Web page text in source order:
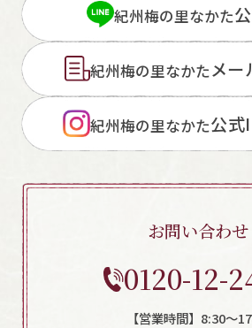
紀州梅の里なかた
紀州梅の里なかたメー
紀州梅の里なかた公
お問い合わせ
0120-12-
【営業時間】8:30～